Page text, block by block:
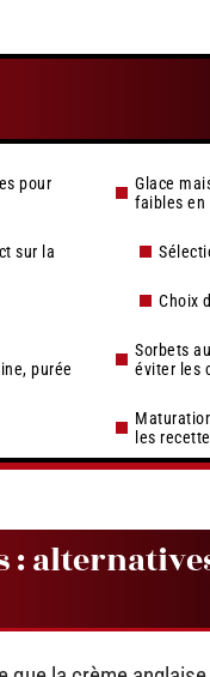
pour
sur la
purée
Glace
faibles en
Choix
Sorbets
éviter les
les